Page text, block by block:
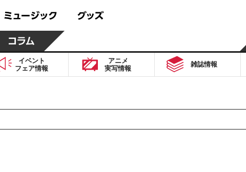
イベント
フェア情報
アニメ
実写情報
雑誌情報